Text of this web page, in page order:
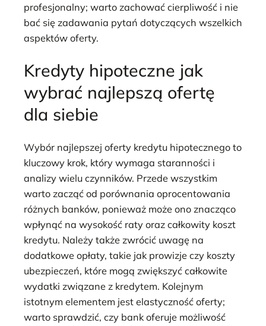
profesjonalny; warto zachować cierpliwość i nie
bać się zadawania pytań dotyczących wszelkich
aspektów oferty.
Kredyty hipoteczne jak
wybrać najlepszą ofertę
dla siebie
Wybór najlepszej oferty kredytu hipotecznego to
kluczowy krok, który wymaga staranności i
analizy wielu czynników. Przede wszystkim
warto zacząć od porównania oprocentowania
różnych banków, ponieważ może ono znacząco
wpłynąć na wysokość raty oraz całkowity koszt
kredytu. Należy także zwrócić uwagę na
dodatkowe opłaty, takie jak prowizje czy koszty
ubezpieczeń, które mogą zwiększyć całkowite
wydatki związane z kredytem. Kolejnym
istotnym elementem jest elastyczność oferty;
warto sprawdzić, czy bank oferuje możliwość